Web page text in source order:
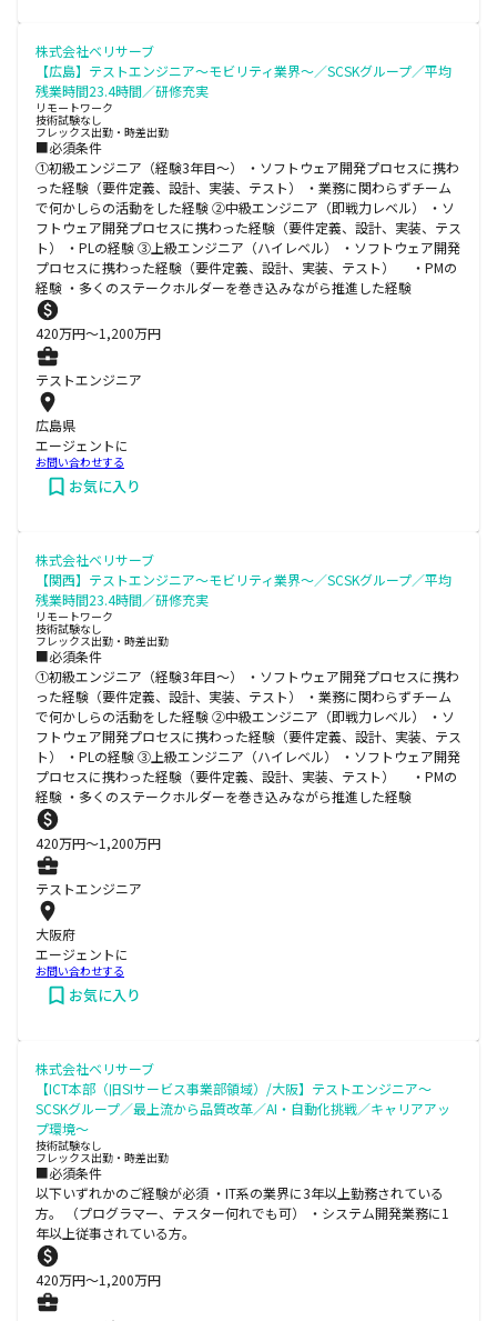
株式会社ベリサーブ
【広島】テストエンジニア～モビリティ業界～／SCSKグループ／平均
残業時間23.4時間／研修充実
リモートワーク
技術試験なし
フレックス出勤・時差出勤
■必須条件
①初級エンジニア（経験3年目～） ・ソフトウェア開発プロセスに携わ
った経験（要件定義、設計、実装、テスト） ・業務に関わらずチーム
で何かしらの活動をした経験 ②中級エンジニア（即戦力レベル） ・ソ
フトウェア開発プロセスに携わった経験（要件定義、設計、実装、テス
ト） ・PLの経験 ③上級エンジニア（ハイレベル） ・ソフトウェア開発
プロセスに携わった経験（要件定義、設計、実装、テスト） ・PMの
経験 ・多くのステークホルダーを巻き込みながら推進した経験
420万円〜1,200万円
テストエンジニア
広島県
エージェントに
お問い合わせする
お気に入り
株式会社ベリサーブ
【関西】テストエンジニア～モビリティ業界～／SCSKグループ／平均
残業時間23.4時間／研修充実
リモートワーク
技術試験なし
フレックス出勤・時差出勤
■必須条件
①初級エンジニア（経験3年目～） ・ソフトウェア開発プロセスに携わ
った経験（要件定義、設計、実装、テスト） ・業務に関わらずチーム
で何かしらの活動をした経験 ②中級エンジニア（即戦力レベル） ・ソ
フトウェア開発プロセスに携わった経験（要件定義、設計、実装、テス
ト） ・PLの経験 ③上級エンジニア（ハイレベル） ・ソフトウェア開発
プロセスに携わった経験（要件定義、設計、実装、テスト） ・PMの
経験 ・多くのステークホルダーを巻き込みながら推進した経験
420万円〜1,200万円
テストエンジニア
大阪府
エージェントに
お問い合わせする
お気に入り
株式会社ベリサーブ
【ICT本部（旧SIサービス事業部領域）/大阪】テストエンジニア～
SCSKグループ／最上流から品質改革／AI・自動化挑戦／キャリアアッ
プ環境～
技術試験なし
フレックス出勤・時差出勤
■必須条件
以下いずれかのご経験が必須 ・IT系の業界に3年以上勤務されている
方。 （プログラマー、テスター何れでも可） ・システム開発業務に1
年以上従事されている方。
420万円〜1,200万円